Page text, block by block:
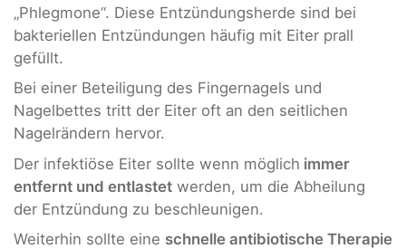
„Phlegmone“. Diese Entzündungsherde sind bei
bakteriellen Entzündungen häufig mit Eiter prall
gefüllt.
Bei einer Beteiligung des Fingernagels und
Nagelbettes tritt der Eiter oft an den seitlichen
Nagelrändern hervor.
Der infektiöse Eiter sollte wenn möglich immer
entfernt und entlastet werden, um die Abheilung
der Entzündung zu beschleunigen.
Weiterhin sollte eine schnelle antibiotische Therapie